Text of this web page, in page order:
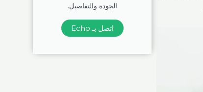
الجودة والتفاصيل.
اتصل بـ Echo